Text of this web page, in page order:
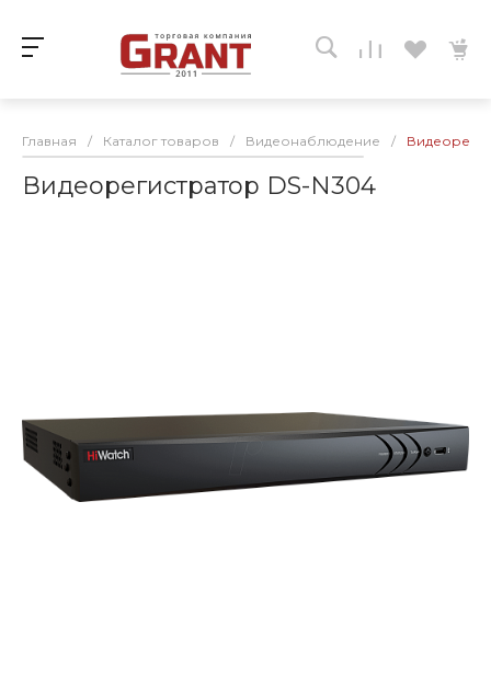
Главная / Каталог товаров / Видеонаблюдение /
Видеорегистратор DS-N304